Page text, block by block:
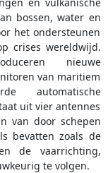
bossen, water en
het ondersteunen
crises wereldwijd.
nieuwe
van maritiem
automatische
uit vier antennes
van door schepen
bevatten zoals de
de vaarrichting,
te volgen.